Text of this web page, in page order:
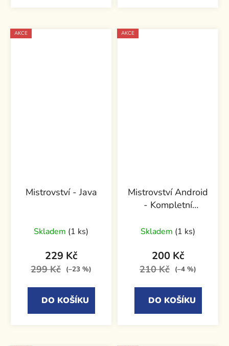
AKCE
Mistrovství - Java
Skladem (1 ks)
229 Kč
299 Kč (–23 %)
DO KOŠÍKU
AKCE
Mistrovství Android
- Kompletní
Skladem (1 ks)
200 Kč
210 Kč (–4 %)
DO KOŠÍKU